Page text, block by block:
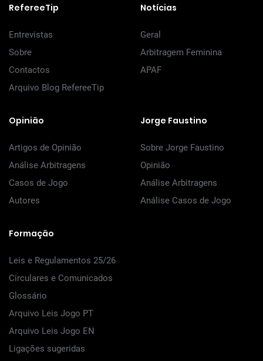
RefereeTip
Entrevistas
Sobre
Contactos
Arquivo Blog RefereeTip
Notícias
Geral
Arbitragem Feminina
APAF
Opinião
Artigos de Opinião
Análise Arbitragens
Casos de Jogo
Autores
Jorge Faustino
Sobre Jorge Faustino
Opinião
Análise Arbitragens
Análise Casos de Jogo
Formação
Leis e Regulamentos 25/26
Circulares e Comunicados
Glossário
Arquivo Leis Jogo PT
Arquivo Leis Jogo EN
Ligações sugeridas